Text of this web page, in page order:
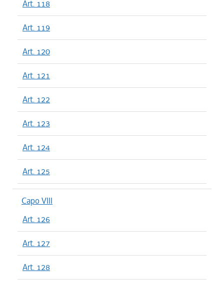
Art. 118
Art. 119
Art. 120
Art. 121
Art. 122
Art. 123
Art. 124
Art. 125
Capo VIII
Art. 126
Art. 127
Art. 128